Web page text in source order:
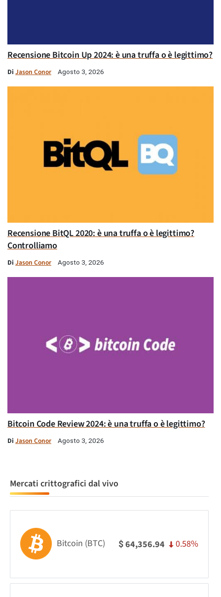
Recensione Bitcoin Up 2024: è una truffa o è legittimo?
Di Jason Conor Agosto 3, 2026
Recensione BitQL 2020: è una truffa o è legittimo?
Controlliamo
Di Jason Conor Agosto 3, 2026
Bitcoin Code Review 2024: è una truffa o è legittimo?
Di Jason Conor Agosto 3, 2026
Mercati crittografici dal vivo
Bitcoin (BTC) $64,356.94 0.58%